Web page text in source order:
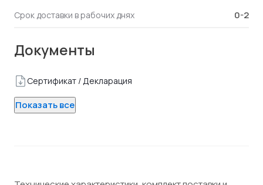
Срок доставки в рабочих днях 0-2
Документы
Сертификат / Декларация
Показать все